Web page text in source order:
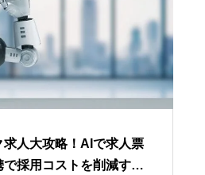
人大攻略！AIで求人票
採用コストを削減する